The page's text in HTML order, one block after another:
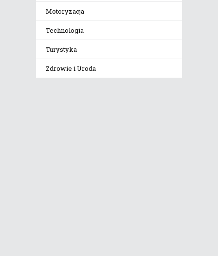
Motoryzacja
Technologia
Turystyka
Zdrowie i Uroda